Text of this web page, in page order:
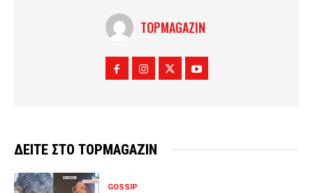
TOPMAGAZIN
ΔΕΙΤΕ ΣΤΟ TOPMAGAZIN
GOSSIP